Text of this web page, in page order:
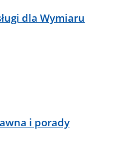
dla Wymiaru
i porady